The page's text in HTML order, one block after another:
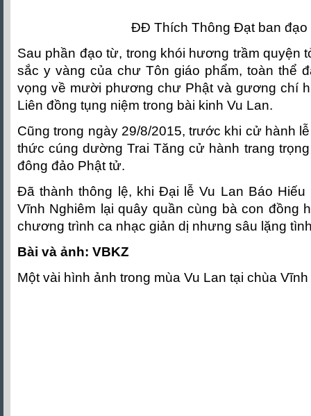
ĐĐ Thích Thông Đạt ban đạo
Sau phần đạo từ, trong khói hương trầm quyện
sắc y vàng của chư Tôn giáo phẩm, toàn thể
vọng về mười phương chư Phật và gương chí
Liên đồng tụng niệm trong bài kinh Vu Lan.
Cũng trong ngày 29/8/2015, trước khi cử hành
thức cúng dường Trai Tăng cử hành trang
đông đảo Phật tử.
Đã thành thông lệ, khi Đại lễ Vu Lan Báo Hiếu
Vĩnh Nghiêm lại quây quần cùng bà con đồng
chương trình ca nhạc giản dị nhưng sâu lặng
Bài và ảnh: VBKZ
Một vài hình ảnh trong mùa Vu Lan tại chùa